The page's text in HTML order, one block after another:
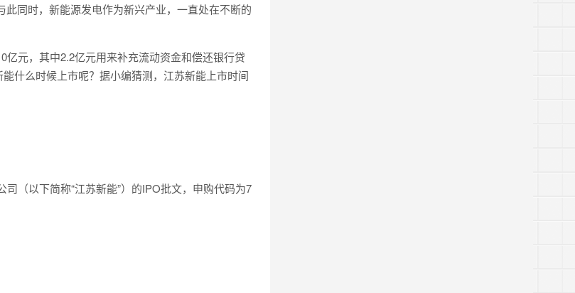
同时，新能源发电作为新兴产业，一直处在不断的
元，其中2.2亿元用来补充流动资金和偿还银行贷
什么时候上市呢？据小编猜测，江苏新能上市时间
（以下简称“江苏新能”）的IPO批文，申购代码为7